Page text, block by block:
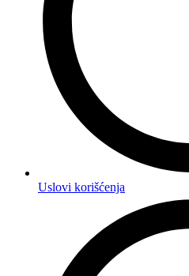
Uslovi korišćenja